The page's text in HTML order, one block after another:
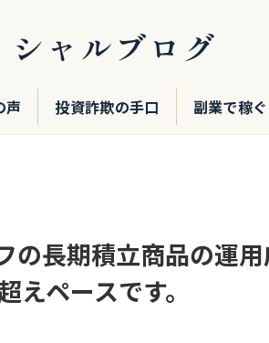
シャルブログ
声 投資詐欺の手口 副業で稼ぐ
の長期積立商品の運
ペースです。